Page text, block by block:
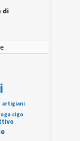
di
artigiani
cigo